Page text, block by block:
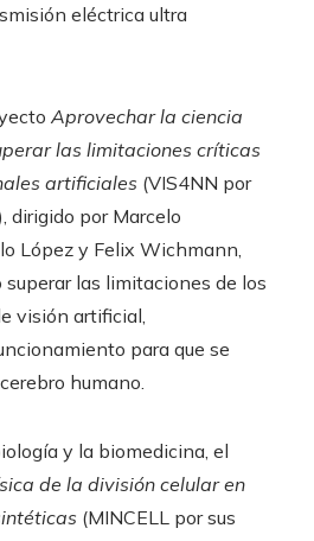
eléctrica ultra
Aprovechar la ciencia
las limitaciones críticas
artificiales (VIS4NN por
dirigido por Marcelo
López y Felix Wichmann,
las limitaciones de los
visión artificial,
para que se
humano.
y la biomedicina, el
de la división celular en
(MINCELL por sus